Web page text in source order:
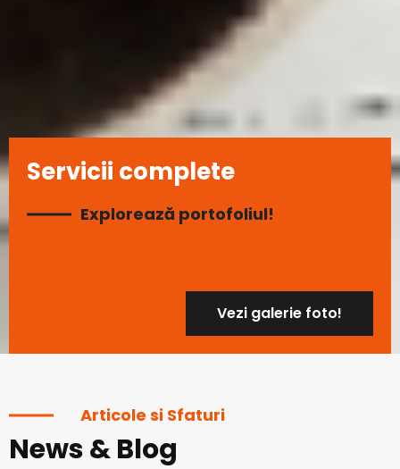
Servicii complete
Explorează portofoliul!
Vezi galerie foto!
Articole si Sfaturi
News & Blog